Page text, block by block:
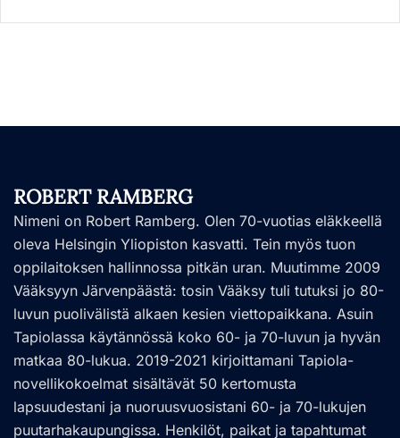
ROBERT RAMBERG
Nimeni on Robert Ramberg. Olen 70-vuotias eläkkeellä
oleva Helsingin Yliopiston kasvatti. Tein myös tuon
oppilaitoksen hallinnossa pitkän uran. Muutimme 2009
Vääksyyn Järvenpäästä: tosin Vääksy tuli tutuksi jo 80-
luvun puolivälistä alkaen kesien viettopaikkana. Asuin
Tapiolassa käytännössä koko 60- ja 70-luvun ja hyvän
matkaa 80-lukua. 2019-2021 kirjoittamani Tapiola-
novellikokoelmat sisältävät 50 kertomusta
lapsuudestani ja nuoruusvuosistani 60- ja 70-lukujen
puutarhakaupungissa. Henkilöt, paikat ja tapahtumat